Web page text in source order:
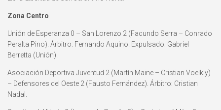
Zona Centro
Unión de Esperanza 0 – San Lorenzo 2 (Facundo Serra – Conrado
Peralta Pino). Árbitro: Fernando Aquino. Expulsado: Gabriel
Berretta (Unión).
Asociación Deportiva Juventud 2 (Martín Maine – Cristian Voelkly)
– Defensores del Oeste 2 (Fausto Fernández). Árbitro: Cristian
Nadal.